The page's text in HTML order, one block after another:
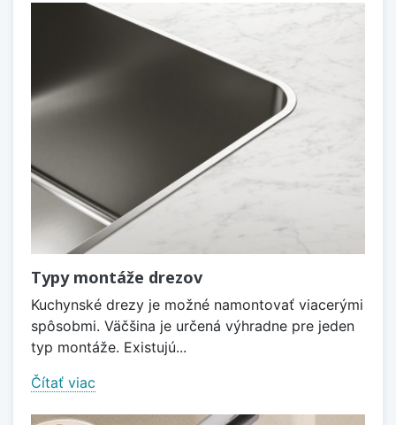
Typy montáže drezov
Kuchynské drezy je možné namontovať viacerými
spôsobmi. Väčšina je určená výhradne pre jeden
typ montáže. Existujú...
Čítať viac